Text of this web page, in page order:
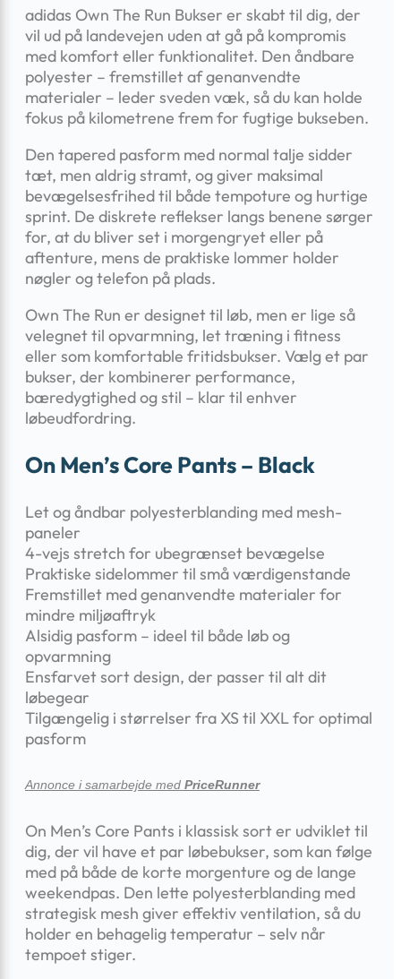
adidas Own The Run Bukser er skabt til dig, der
vil ud på landevejen uden at gå på kompromis
med komfort eller funktionalitet. Den åndbare
polyester – fremstillet af genanvendte
materialer – leder sveden væk, så du kan holde
fokus på kilometrene frem for fugtige bukseben.
Den tapered pasform med normal talje sidder
tæt, men aldrig stramt, og giver maksimal
bevægelsesfrihed til både tempoture og hurtige
sprint. De diskrete reflekser langs benene sørger
for, at du bliver set i morgengryet eller på
aftenture, mens de praktiske lommer holder
nøgler og telefon på plads.
Own The Run er designet til løb, men er lige så
velegnet til opvarmning, let træning i fitness
eller som komfortable fritidsbukser. Vælg et par
bukser, der kombinerer performance,
bæredygtighed og stil – klar til enhver
løbeudfordring.
On Men’s Core Pants – Black
Let og åndbar polyesterblanding med mesh-
paneler
4-vejs stretch for ubegrænset bevægelse
Praktiske sidelommer til små værdigenstande
Fremstillet med genanvendte materialer for
mindre miljøaftryk
Alsidig pasform – ideel til både løb og
opvarmning
Ensfarvet sort design, der passer til alt dit
løbegear
Tilgængelig i størrelser fra XS til XXL for optimal
pasform
Annonce i samarbejde med PriceRunner
On Men’s Core Pants i klassisk sort er udviklet til
dig, der vil have et par løbebukser, som kan følge
med på både de korte morgenture og de lange
weekendpas. Den lette polyesterblanding med
strategisk mesh giver effektiv ventilation, så du
holder en behagelig temperatur – selv når
tempoet stiger.